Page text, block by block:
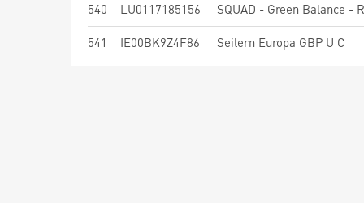
540 LU0117185156 SQUAD - Green Balance - R
541 IE00BK9Z4F86 Seilern Europa GBP U C